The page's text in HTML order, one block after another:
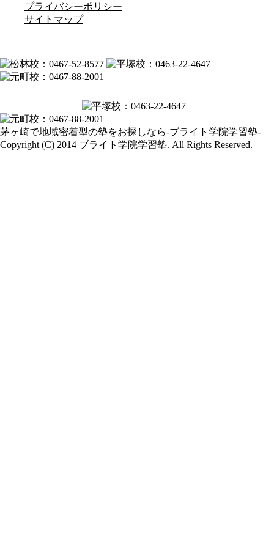
プライバシーポリシー
サイトマップ
茅ヶ崎で地域密着型の塾をお探しなら-ブライト学院学習塾-
Copyright (C) 2014 ブライト学院学習塾. All Rights Reserved.